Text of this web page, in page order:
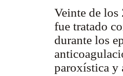
Veinte de los
fue tratado
durante los
paroxística y